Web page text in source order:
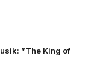
”The King of